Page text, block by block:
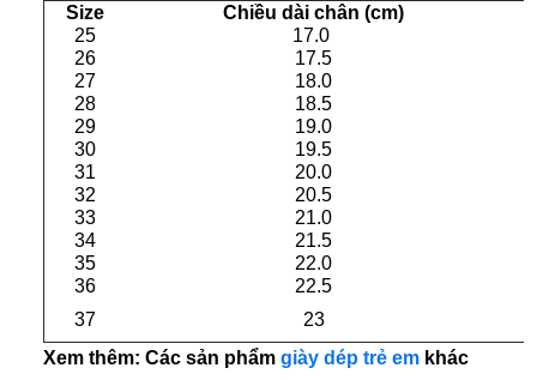
Size
Chiều dài chân (cm)
25
17.0
26
17.5
27
18.0
28
18.5
29
19.0
30
19.5
31
20.0
32
20.5
33
21.0
34
21.5
35
22.0
36
22.5
37
23
Xem thêm: Các sản phẩmgiày dép trẻ em khác